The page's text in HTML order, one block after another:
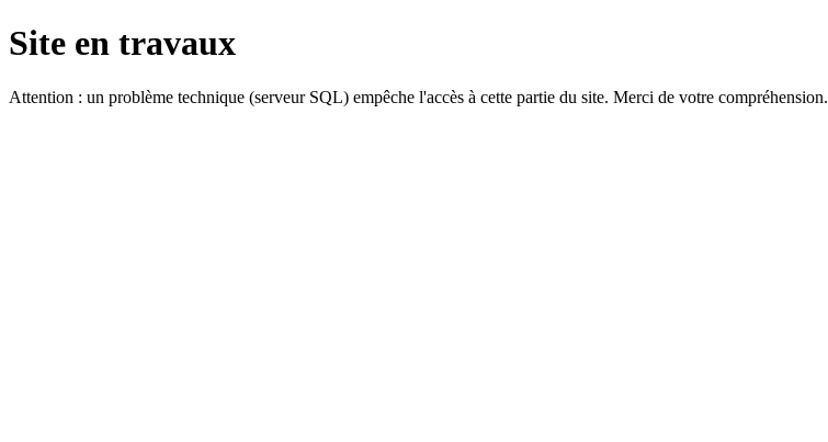
Site en travaux
Attention : un problème technique (serveur SQL) empêche l'accès à cette partie du site. Merci de votre compréhension.